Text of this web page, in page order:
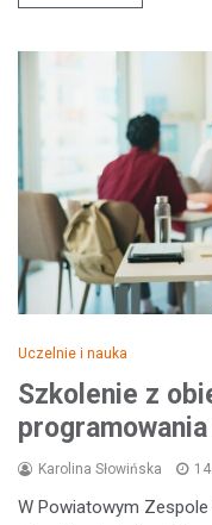
Uczelnie i nauka
Szkolenie z
Karolina Słowińska
W Powiatowym Zespole